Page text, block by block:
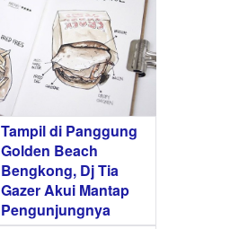
Tampil di Panggung
Golden Beach
Bengkong, Dj Tia
Gazer Akui Mantap
Pengunjungnya